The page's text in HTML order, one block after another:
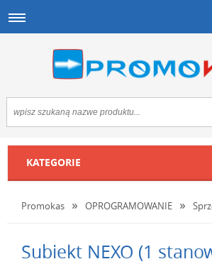
KATEGORIE
Promokas OPROGRAMOWANIE
Subiekt NEXO (1